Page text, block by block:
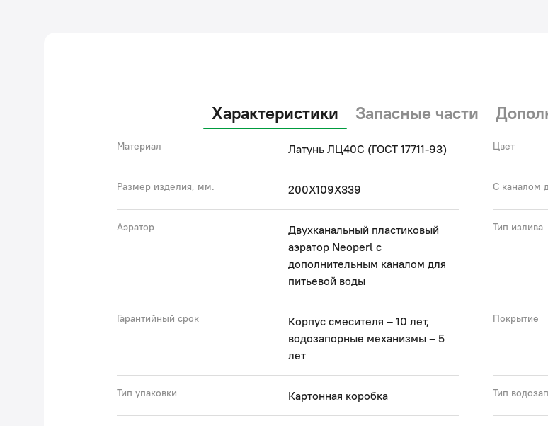
Характеристики Запасные части
Материал Латунь ЛЦ40C (ГОСТ 17711-93) Цвет
Размер изделия, мм. 200X109X339 С каналом
Аэратор
Двухканальный пластиковый
аэратор Neoperl с
дополнительным каналом для
питьевой воды
Тип излива
Гарантийный срок
Корпус смесителя – 10 лет,
водозапорные механизмы – 5
лет
Покрытие
Тип упаковки Картонная коробка Тип